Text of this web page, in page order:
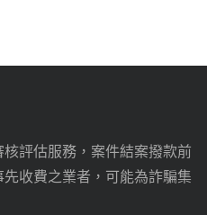
評估服務，案件結案撥款前
收費之業者，可能為詐騙集